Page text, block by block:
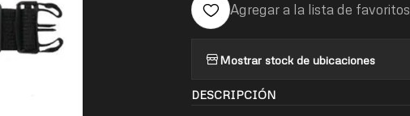
Agregar a la lista de favoritos
Mostrar stock de ubicaciones
DESCRIPCIÓN